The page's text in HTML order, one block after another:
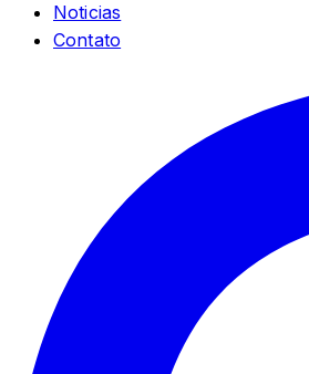
Noticias
Contato